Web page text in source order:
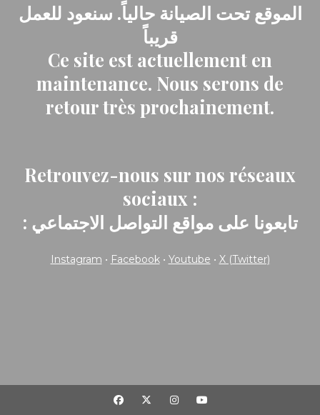
الموقع تحت الصيانة حالياً. سنعود للعمل
قريباً
Ce site est actuellement en
maintenance. Nous serons de
retour très prochainement.
Retrouvez-nous sur nos réseaux
sociaux :
: تابعونا على مواقع التواصل الاجتماعي
Instagram • Facebook• Youtube • X (Twitter)